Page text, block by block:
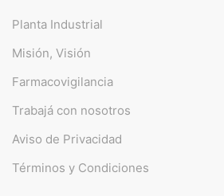
Planta Industrial
Misión, Visión
Farmacovigilancia
Trabajá con nosotros
Aviso de Privacidad
Términos y Condiciones